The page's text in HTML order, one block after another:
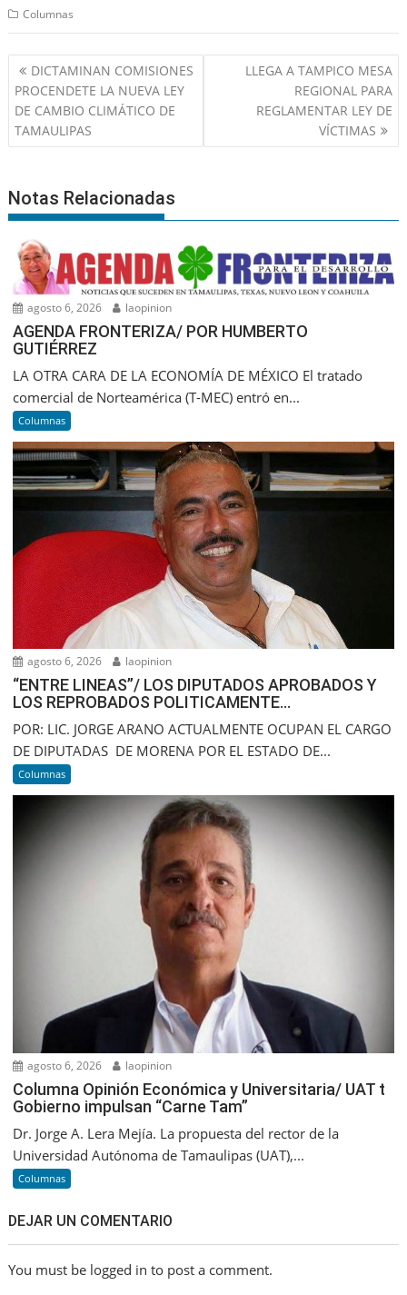
Columnas
Navegación
de
entradas
DICTAMINAN COMISIONES
PROCENDETE LA NUEVA LEY
DE CAMBIO CLIMÁTICO DE
TAMAULIPAS
LLEGA A TAMPICO MESA
REGIONAL PARA
REGLAMENTAR LEY DE
VÍCTIMAS
Notas Relacionadas
agosto 6, 2026 laopinion
AGENDA FRONTERIZA/ POR HUMBERTO
GUTIÉRREZ
LA OTRA CARA DE LA ECONOMÍA DE MÉXICO El tratado
comercial de Norteamérica (T-MEC) entró en...
Columnas
agosto 6, 2026 laopinion
“ENTRE LINEAS”/ LOS DIPUTADOS APROBADOS Y
LOS REPROBADOS POLITICAMENTE…
POR: LIC. JORGE ARANO ACTUALMENTE OCUPAN EL CARGO
DE DIPUTADAS DE MORENA POR EL ESTADO DE...
Columnas
agosto 6, 2026 laopinion
Columna Opinión Económica y Universitaria/ UAT t
Gobierno impulsan “Carne Tam”
Dr. Jorge A. Lera Mejía. La propuesta del rector de la
Universidad Autónoma de Tamaulipas (UAT),...
Columnas
DEJAR UN COMENTARIO
You must be logged in to post a comment.